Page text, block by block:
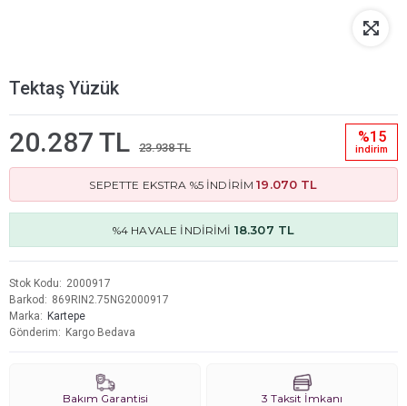
Tektaş Yüzük
20.287 TL 23.938 TL
%15
i̇ndi̇ri̇m
SEPETTE EKSTRA %5 İNDİRİM19.070 TL
%4 HAVALE İNDİRİMİ 18.307 TL
Stok Kodu
2000917
Barkod
869RIN2.75NG2000917
Marka
Kartepe
Gönderim
Kargo Bedava
Bakım Garantisi 3 Taksit İmkanı